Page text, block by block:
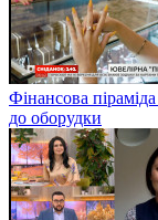
Фінансова
до оборудки